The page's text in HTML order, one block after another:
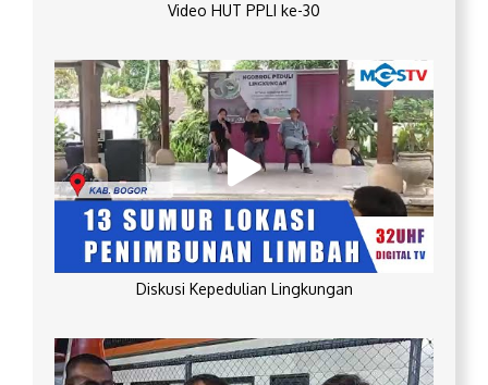
Video HUT PPLI ke-30
Diskusi Kepedulian Lingkungan